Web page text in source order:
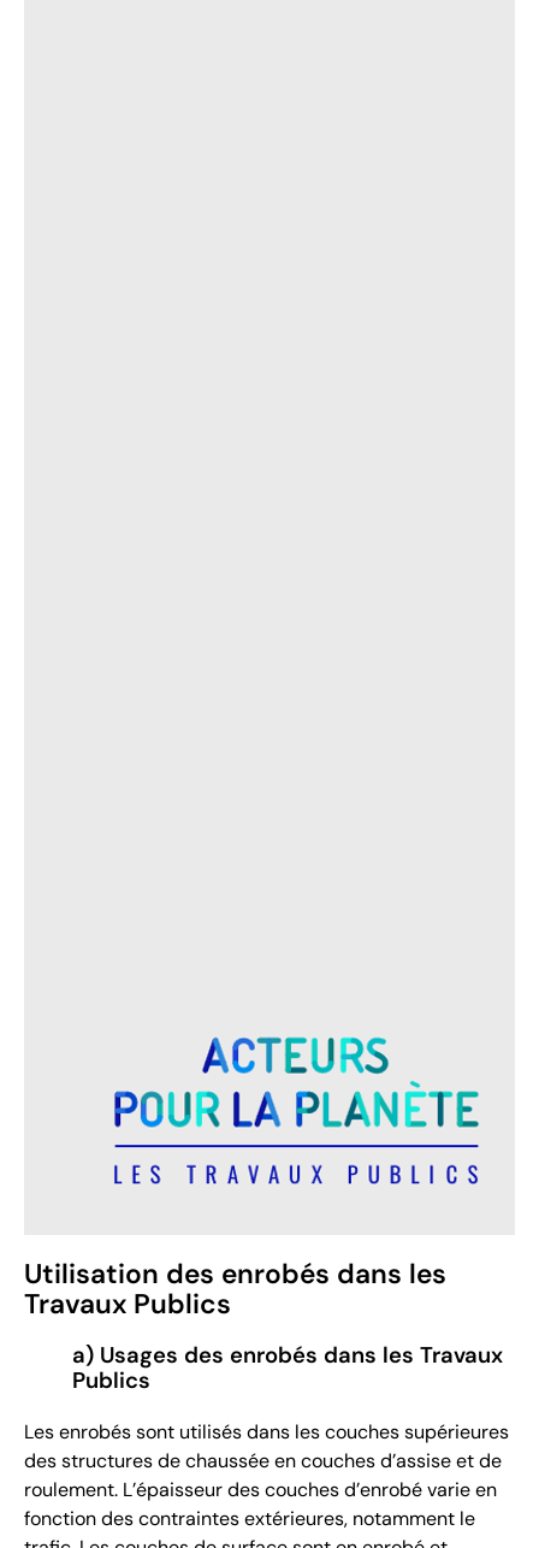
Utilisation des enrobés dans les
Travaux Publics
a) Usages des enrobés dans les Travaux
Publics
Les enrobés sont utilisés dans les couches supérieures
des structures de chaussée en couches d’assise et de
roulement. L’épaisseur des couches d’enrobé varie en
fonction des contraintes extérieures, notamment le